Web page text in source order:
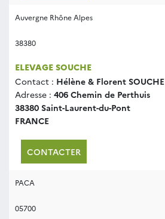
Auvergne Rhône Alpes
38380
ELEVAGE SOUCHE
Contact : Hélène & Florent SOUCHE
Adresse : 406 Chemin de Perthuis
38380 Saint-Laurent-du-Pont
FRANCE
CONTACTER
PACA
05700